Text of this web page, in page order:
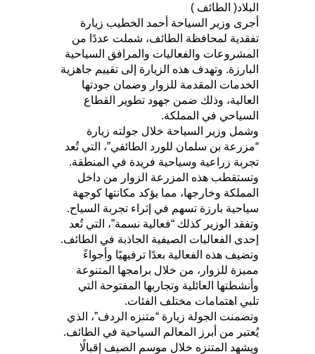
البلاد( الطائف )
أجرى وزير السياحة أحمد الخطيب زيارة
تفقدية لمحافظة الطائف، شملت عددًا من
المشروعات والفعاليات والمرافق السياحية
البارزة. وتهدف هذه الزيارة إلى تقييم جاهزية
الخدمات المقدمة للزوار وضمان جودتها
العالية، وذلك ضمن جهود تطوير القطاع
السياحي في المملكة.
وشمل وزير السياحة خلال جولته زيارة
“مزرعة بن سلمان للورد الطائفي”، التي تُعد
تجربة زراعية وسياحية فريدة في المنطقة.
وتستقطب هذه المزرعة الزوار من داخل
المملكة وخارجها، مما يؤكد مكانتها كوجهة
سياحية بارزة تسهم في إثراء تجربة السياح.
وتفقد الوزير كذلك “فعالية نسمة”، التي تُعد
إحدى الفعاليات الصيفية الجاذبة في الطائف.
وتضيف هذه الفعالية بعدًا ترفيهيًا وأجواءً
مميزة للزوار، من خلال برامجها المتنوعة
وأنشطتها العائلية وتجاربها المفتوحة التي
تلبي اهتمامات مختلف الفئات.
وتضمنت الجولة زيارة “متنزه الردف”، الذي
يُعتبر من أبرز المعالم السياحية في الطائف.
ويشهد المتنزه خلال موسم الصيف إقبالًا